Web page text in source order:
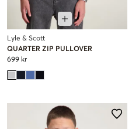
Lyle & Scott
QUARTER ZIP PULLOVER
699 kr